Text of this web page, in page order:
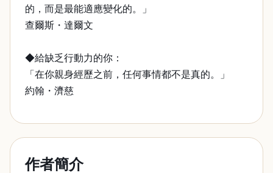
的，而是最能適應變化的。」
查爾斯・達爾文
◆給缺乏行動力的你：
「在你親身經歷之前，任何事情都不是真的。」
約翰・濟慈
作者簡介